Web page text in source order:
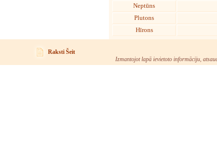
Neptūns
Plutons
Hīrons
Raksti Šeit
Izmantojot lapā ievietoto informāciju,